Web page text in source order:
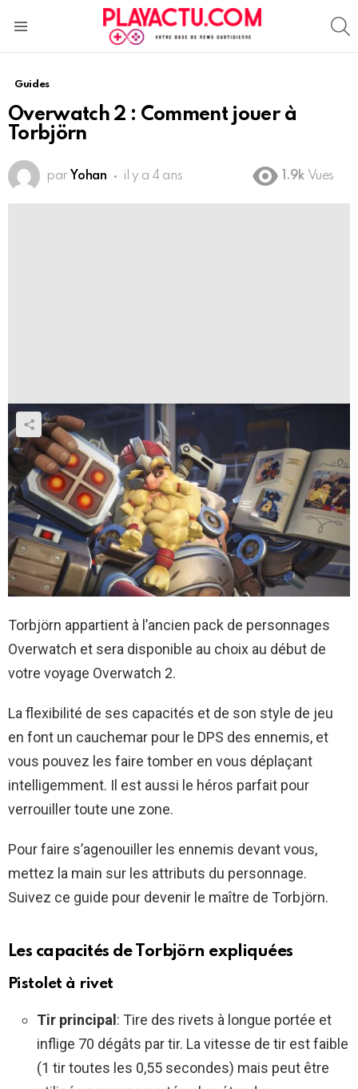
Guides
Overwatch 2 : Comment jouer à
Torbjörn
par Yohan il y a 4 ans 1.9k Vues
Torbjörn appartient à l’ancien pack de personnages
Overwatch et sera disponible au choix au début de
votre voyage Overwatch 2.
La flexibilité de ses capacités et de son style de jeu
en font un cauchemar pour le DPS des ennemis, et
vous pouvez les faire tomber en vous déplaçant
intelligemment. Il est aussi le héros parfait pour
verrouiller toute une zone.
Pour faire s’agenouiller les ennemis devant vous,
mettez la main sur les attributs du personnage.
Suivez ce guide pour devenir le maître de Torbjörn.
Les capacités de Torbjörn expliquées
Pistolet à rivet
Tir principal: Tire des rivets à longue portée et
inflige 70 dégâts par tir. La vitesse de tir est faible
(1 tir toutes les 0,55 secondes) mais peut être